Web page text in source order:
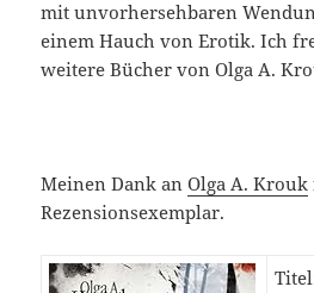
mit unvorhersehbaren
einem Hauch von Erotik. Ich
weitere Bücher von Olga A.
Meinen Dank anOlga A. Krouk
Rezensionsexemplar.